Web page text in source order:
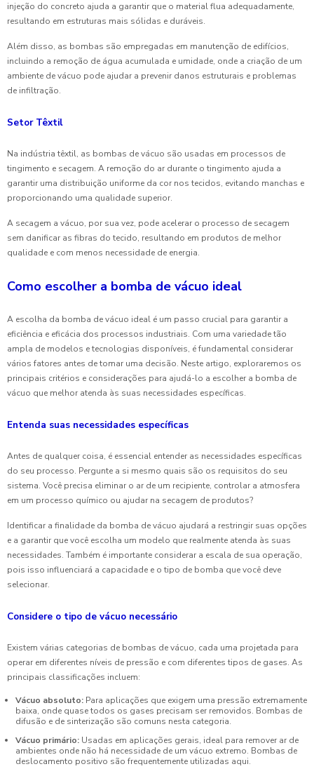
injeção do concreto ajuda a garantir que o material flua adequadamente,
resultando em estruturas mais sólidas e duráveis.
Além disso, as bombas são empregadas em manutenção de edifícios,
incluindo a remoção de água acumulada e umidade, onde a criação de um
ambiente de vácuo pode ajudar a prevenir danos estruturais e problemas
de infiltração.
Setor Têxtil
Na indústria têxtil, as bombas de vácuo são usadas em processos de
tingimento e secagem. A remoção do ar durante o tingimento ajuda a
garantir uma distribuição uniforme da cor nos tecidos, evitando manchas e
proporcionando uma qualidade superior.
A secagem a vácuo, por sua vez, pode acelerar o processo de secagem
sem danificar as fibras do tecido, resultando em produtos de melhor
qualidade e com menos necessidade de energia.
Como escolher a bomba de vácuo ideal
A escolha da bomba de vácuo ideal é um passo crucial para garantir a
eficiência e eficácia dos processos industriais. Com uma variedade tão
ampla de modelos e tecnologias disponíveis, é fundamental considerar
vários fatores antes de tomar uma decisão. Neste artigo, exploraremos os
principais critérios e considerações para ajudá-lo a escolher a bomba de
vácuo que melhor atenda às suas necessidades específicas.
Entenda suas necessidades específicas
Antes de qualquer coisa, é essencial entender as necessidades específicas
do seu processo. Pergunte a si mesmo quais são os requisitos do seu
sistema. Você precisa eliminar o ar de um recipiente, controlar a atmosfera
em um processo químico ou ajudar na secagem de produtos?
Identificar a finalidade da bomba de vácuo ajudará a restringir suas opções
e a garantir que você escolha um modelo que realmente atenda às suas
necessidades. Também é importante considerar a escala de sua operação,
pois isso influenciará a capacidade e o tipo de bomba que você deve
selecionar.
Considere o tipo de vácuo necessário
Existem várias categorias de bombas de vácuo, cada uma projetada para
operar em diferentes níveis de pressão e com diferentes tipos de gases. As
principais classificações incluem:
Vácuo absoluto: Para aplicações que exigem uma pressão extremamente
baixa, onde quase todos os gases precisam ser removidos. Bombas de
difusão e de sinterização são comuns nesta categoria.
Vácuo primário: Usadas em aplicações gerais, ideal para remover ar de
ambientes onde não há necessidade de um vácuo extremo. Bombas de
deslocamento positivo são frequentemente utilizadas aqui.